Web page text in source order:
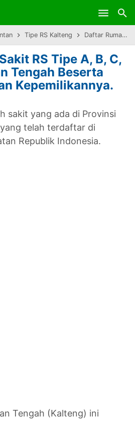
main content
Tipe RS Kalteng Daftar Rumah Sakit RS Tipe A, B, C, D di Kalimantan Tengah Beserta Data Alamat dan Kepemilikannya.
RS Tipe A, B, C,
Tengah Beserta
Kepemilikannya.
sakit yang ada di Provinsi
telah terdaftar di
Republik Indonesia.
Tengah (Kalteng) ini